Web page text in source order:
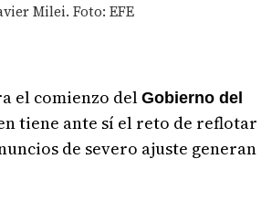
Milei. Foto: EFE
el comienzo del Gobierno del
tiene ante sí el reto de reflotar
de severo ajuste generan